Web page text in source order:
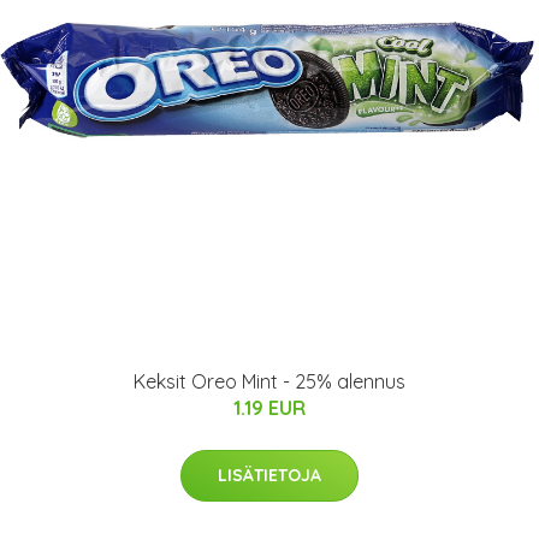
Keksit Oreo Mint - 25% alennus
1.19 EUR
LISÄTIETOJA